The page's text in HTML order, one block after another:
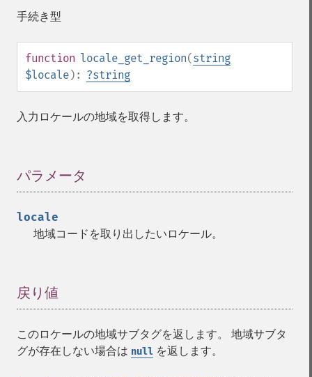
手続き型
function locale_get_region(string
$locale): ?string
入力ロケールの地域を取得します。
パラメータ
locale
地域コードを取り出したいロケール。
戻り値
このロケールの地域サブタグを返します。 地域サブタ
グが存在しない場合は null を返します。